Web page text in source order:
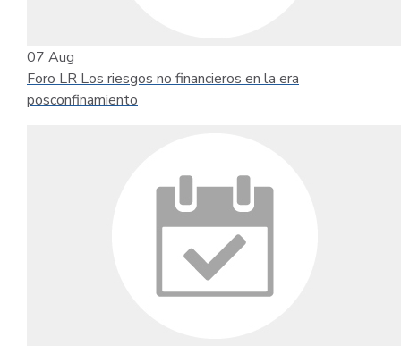
07 Aug
Foro LR Los riesgos no financieros en la era
posconfinamiento